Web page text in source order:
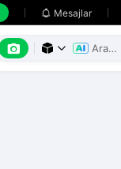
 Mesajlar
  